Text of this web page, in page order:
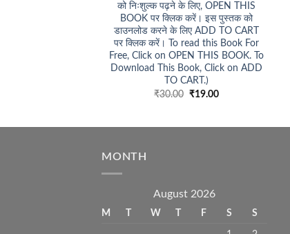
को निःशुल्क पढ़ने के लिए, OPEN THIS
BOOK पर क्लिक करें। इस पुस्तक को
डाउनलोड करने के लिए ADD TO CART
पर क्लिक करें। To read this Book For
Free, Click on OPEN THIS BOOK. To
Download This Book, Click on ADD
TO CART.)
₹30.00 Original
₹19.00Current
MONTH
August 2026
M T W T F S S